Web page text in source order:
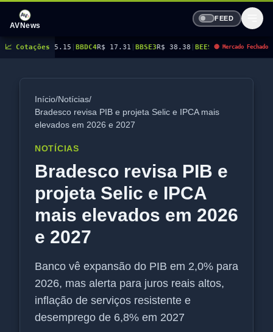
AVNews
FEED
📈 Cotações
|BBDC4R$ 17.31 |BBSE3R$ 38.38 |BEES3R$ 8.78| BEES4R$ 9.16 |BMGB4
🔴 Mercado Fechado
Início/Notícias/
Bradesco revisa PIB e projeta Selic e IPCA mais
elevados em 2026 e 2027
NOTÍCIAS
Bradesco revisa PIB e
projeta Selic e IPCA
mais elevados em 2026
e 2027
Banco vê expansão do PIB em 2,0% para
2026, mas alerta para juros reais altos,
inflação de serviços resistente e
desemprego de 6,8% em 2027